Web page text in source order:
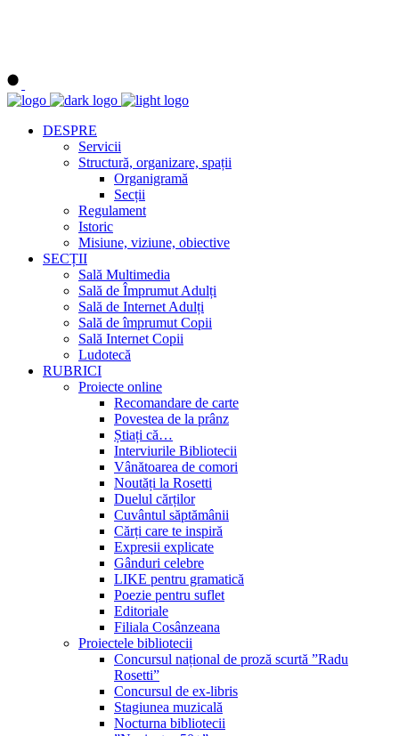
DESPRE
Servicii
Structură, organizare, spații
Organigramă
Secții
Regulament
Istoric
Misiune, viziune, obiective
SECȚII
Sală Multimedia
Sală de Împrumut Adulți
Sală de Internet Adulți
Sală de împrumut Copii
Sală Internet Copii
Ludotecă
RUBRICI
Proiecte online
Recomandare de carte
Povestea de la prânz
Știați că…
Interviurile Bibliotecii
Vânătoarea de comori
Noutăți la Rosetti
Duelul cărților
Cuvântul săptămânii
Cărți care te inspiră
Expresii explicate
Gânduri celebre
LIKE pentru gramatică
Poezie pentru suflet
Editoriale
Filiala Cosânzeana
Proiectele bibliotecii
Concursul național de proză scurtă ”Radu
Rosetti”
Concursul de ex-libris
Stagiunea muzicală
Nocturna bibliotecii